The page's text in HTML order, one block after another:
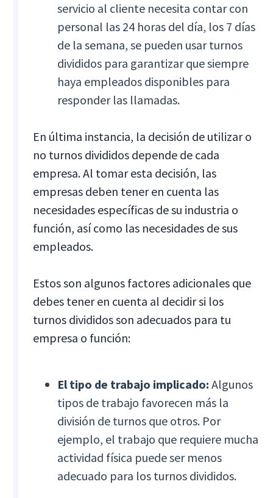
servicio al cliente necesita contar con
personal las 24 horas del día, los 7 días
de la semana, se pueden usar turnos
divididos para garantizar que siempre
haya empleados disponibles para
responder las llamadas.
En última instancia, la decisión de utilizar o
no turnos divididos depende de cada
empresa. Al tomar esta decisión, las
empresas deben tener en cuenta las
necesidades específicas de su industria o
función, así como las necesidades de sus
empleados.
Estos son algunos factores adicionales que
debes tener en cuenta al decidir si los
turnos divididos son adecuados para tu
empresa o función:
El tipo de trabajo implicado:Algunos
tipos de trabajo favorecen más la
división de turnos que otros. Por
ejemplo, el trabajo que requiere mucha
actividad física puede ser menos
adecuado para los turnos divididos.